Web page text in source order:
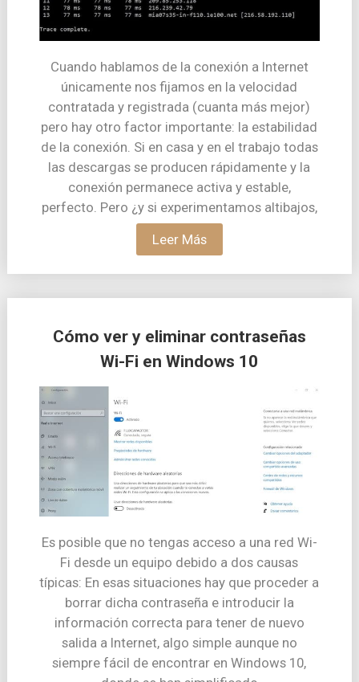
Cuando hablamos de la conexión a Internet
únicamente nos fijamos en la velocidad
contratada y registrada (cuanta más mejor)
pero hay otro factor importante: la estabilidad
de la conexión. Si en casa y en el trabajo todas
las descargas se producen rápidamente y la
conexión permanece activa y estable,
perfecto. Pero ¿y si experimentamos altibajos,
Leer Más
Cómo ver y eliminar contraseñas
Wi-Fi en Windows 10
Es posible que no tengas acceso a una red Wi-
Fi desde un equipo debido a dos causas
típicas: En esas situaciones hay que proceder a
borrar dicha contraseña e introducir la
información correcta para tener de nuevo
salida a Internet, algo simple aunque no
siempre fácil de encontrar en Windows 10,